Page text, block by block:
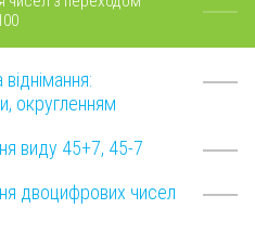
округленням
виду 45+7, 45-7
двоцифрових чисел